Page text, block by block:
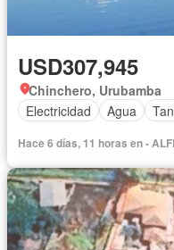
USD307,945
Chinchero, Urubamba
Electricidad
Agua
Hace 6 días, 11 horas en -